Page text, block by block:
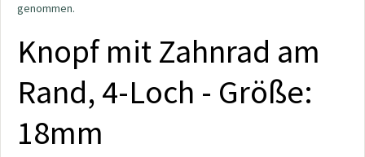
genommen.
Knopf mit Zahnrad am
Rand, 4-Loch - Größe:
18mm